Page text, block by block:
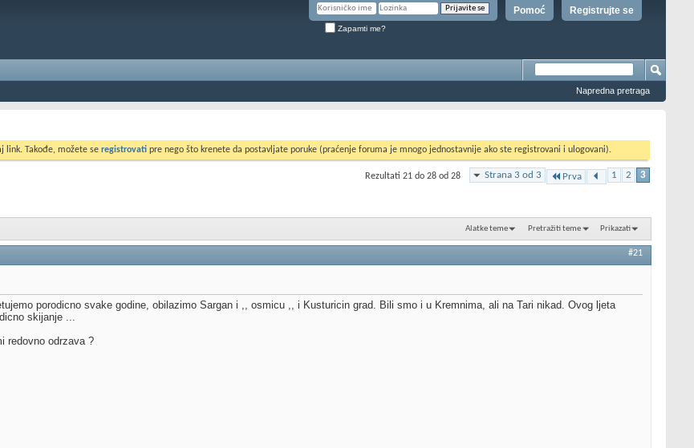
Registrujte se
Pomoć
Zapamti me?
Napredna pretraga
link. Takođe, možete se registrovati pre nego što krenete da postavljate poruke (praćenje foruma je mnogo jednostavnije ako ste registrovani i ulogovani).
Strana 3 od 3 Prva 1 2 3
Rezultati 21 do 28 od 28
Alatke teme Pretražiti teme Prikazati
#21
porodicno svake godine, obilazimo Sargan i ,, osmicu ,, i Kusturicin grad. Bili smo i u Kremnima, ali na Tari nikad. Ovog ljeta
skijanje ...
redovno odrzava ?